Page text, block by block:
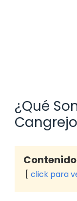
¿Qué
click para